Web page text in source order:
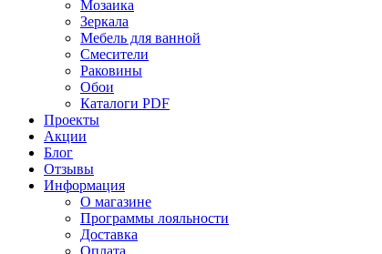
Мозаика
Зеркала
Мебель для ванной
Смесители
Раковины
Обои
Каталоги PDF
Проекты
Акции
Блог
Отзывы
Информация
О магазине
Программы лояльности
Доставка
Оплата